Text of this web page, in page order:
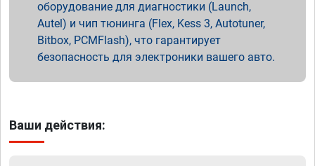
оборудование для диагностики (Launch,
Autel) и чип тюнинга (Flex, Kess 3, Autotuner,
Bitbox, PCMFlash), что гарантирует
безопасность для электроники вашего авто.
Ваши действия: